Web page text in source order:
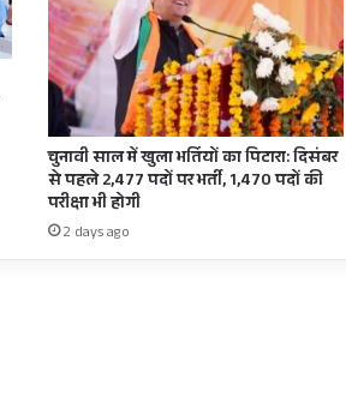
चुनावी साल में खुला भर्तियों का पिटारा: दिसंबर
से पहले 2,477 पदों पर भर्ती, 1,470 पदों की
परीक्षा भी होगी
2 days ago